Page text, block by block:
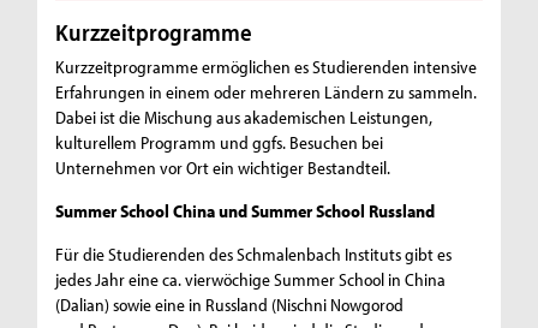
h
a
f
t
e
n
Kurzzeitprogramme
Kurzzeitprogramme ermöglichen es Studierenden intensive
Erfahrungen in einem oder mehreren Ländern zu sammeln.
Dabei ist die Mischung aus akademischen Leistungen,
kulturellem Programm und ggfs. Besuchen bei
Unternehmen vor Ort ein wichtiger Bestandteil.
Summer School China und Summer School Russland
Für die Studierenden des Schmalenbach Instituts gibt es
jedes Jahr eine ca. vierwöchige Summer School in China
(Dalian) sowie eine in Russland (Nischni Nowgorod